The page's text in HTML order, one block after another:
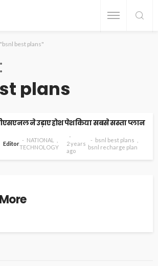
best plans"
plans
ने उड़ाए होश पेश किया सबसे सस्ता प्लान
Editor
NATIONAL
TECHNOLOGY
2 years
ago
bsnl best plans
bsnl recharge plan